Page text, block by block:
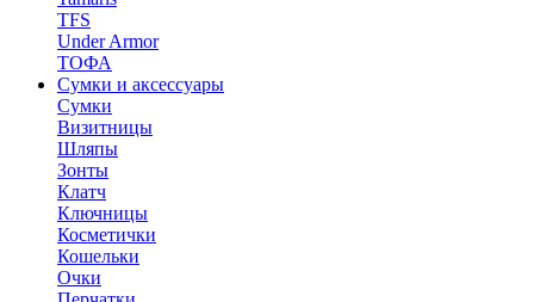
TFS
Under Armor
ТОФА
Сумки и аксессуары
Сумки
Визитницы
Шляпы
Зонты
Клатч
Ключницы
Косметички
Кошельки
Очки